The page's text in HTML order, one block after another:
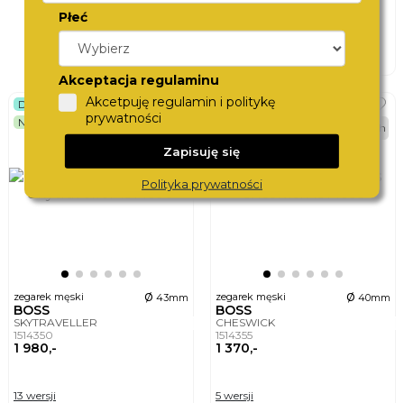
zegarek męski ø 43mm
BOSS
SKYTRAVELLER
1514350
1 980,-
DOSTĘPNY WKRÓTCE
NEW
13 wersji
zegarek męski ø 40mm
BOSS
CHESWICK
1514355
1 370,-
DOSTĘPNY WKRÓTCE
48h
5 wersji
Płeć
Akceptacja regulaminu
Akcetpuję regulamin i politykę
prywatności
Zapisuję się
Polityka prywatności